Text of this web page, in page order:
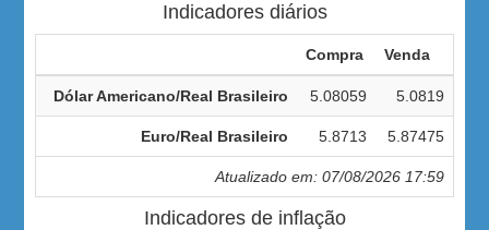
Indicadores diários
Compra Venda
Dólar Americano/Real Brasileiro 5.08059 5.0819
Euro/Real Brasileiro 5.8713 5.87475
Atualizado em: 07/08/2026 17:59
Indicadores de inflação